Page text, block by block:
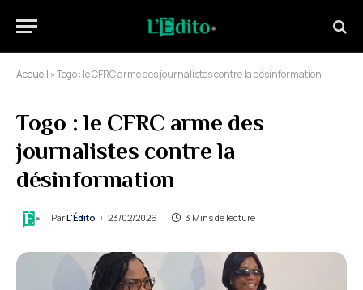
Accueil »Togo : le CFRC arme des journalistes contre la désinformation
Togo : le CFRC arme des
journalistes contre la
désinformation
ParL'Édito 23/02/2026 3 Mins de lecture